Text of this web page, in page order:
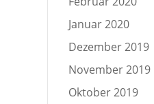
Januar 2020
Dezember 2019
November 2019
Oktober 2019